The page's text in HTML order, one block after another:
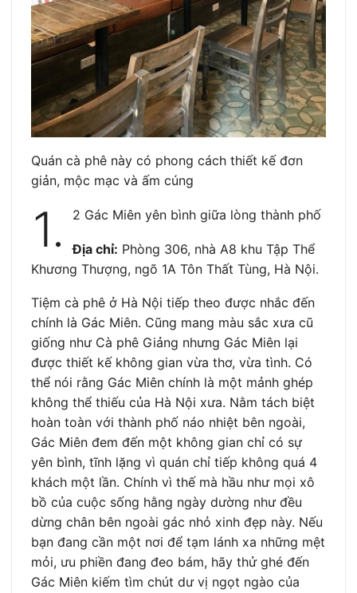
Quán cà phê này có phong cách thiết kế đơn
giản, mộc mạc và ấm cúng
1. 2 Gác Miên yên bình giữa lòng thành phố
Địa chỉ: Phòng 306, nhà A8 khu Tập Thể
Khương Thượng, ngõ 1A Tôn Thất Tùng, Hà Nội.
Tiệm cà phê ở Hà Nội tiếp theo được nhắc đến
chính là Gác Miên. Cũng mang màu sắc xưa cũ
giống như Cà phê Giảng nhưng Gác Miên lại
được thiết kế không gian vừa thơ, vừa tình. Có
thể nói rằng Gác Miên chính là một mảnh ghép
không thể thiếu của Hà Nội xưa. Nằm tách biệt
hoàn toàn với thành phố náo nhiệt bên ngoài,
Gác Miên đem đến một không gian chỉ có sự
yên bình, tĩnh lặng vì quán chỉ tiếp không quá 4
khách một lần. Chính vì thế mà hầu như mọi xô
bồ của cuộc sống hằng ngày dường như đều
dừng chân bên ngoài gác nhỏ xinh đẹp này. Nếu
bạn đang cần một nơi để tạm lánh xa những mệt
mỏi, ưu phiền đang đeo bám, hãy thử ghé đến
Gác Miên kiếm tìm chút dư vị ngọt ngào của